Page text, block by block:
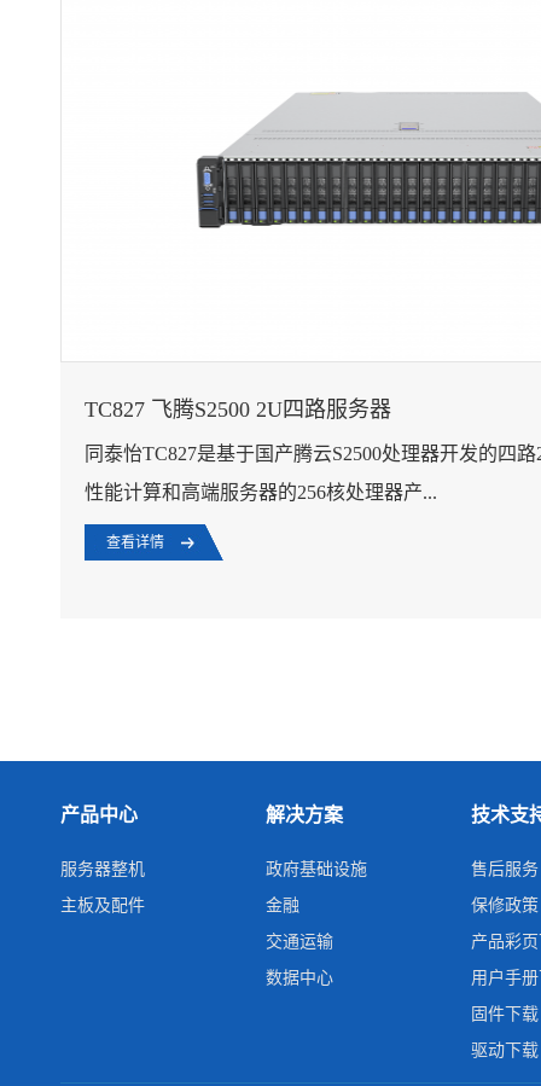
TC827 飞腾S2500 2U四路服务器
同泰怡TC827是基于国产腾云S2500处理器开发的四
性能计算和高端服务器的256核处理器产...
查看详情
产品中心
服务器整机
主板及配件
解决方案
政府基础设施
金融
交通运输
数据中心
技术支
售后服务
保修政策
产品彩
用户手
固件下载
驱动下载